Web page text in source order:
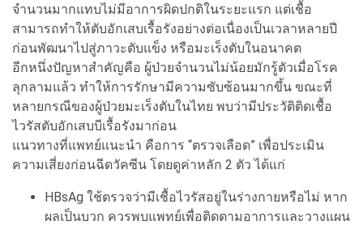
จำนวนมากแทบไม่มีอาการผิดปกติในระยะแรก แต่เชื้อ
สามารถทำให้ตับอักเสบเรื้อรังอย่างต่อเนื่องเป็นเวลาหลายปี
ก่อนพัฒนาไปสู่ภาวะตับแข็ง หรือมะเร็งตับในอนาคต
อีกหนึ่งปัญหาสำคัญคือ ผู้ป่วยจำนวนไม่น้อยมักรู้ตัวเมื่อโรค
ลุกลามแล้ว ทำให้การรักษามีความซับซ้อนมากขึ้น ขณะที่
หลายกรณีของผู้ป่วยมะเร็งตับในไทย พบว่ามีประวัติติดเชื้อ
ไวรัสตับอักเสบบีเรื้อรังมาก่อน
แนวทางที่แพทย์แนะนำ คือการ “ตรวจเลือด” เพื่อประเมิน
ความเสี่ยงก่อนฉีดวัคซีน โดยดูค่าหลัก 2 ตัว ได้แก่
HBsAg ใช้ตรวจว่ามีเชื้อไวรัสอยู่ในร่างกายหรือไม่ หาก
ผลเป็นบวก ควรพบแพทย์เพื่อติดตามอาการและวางแผน